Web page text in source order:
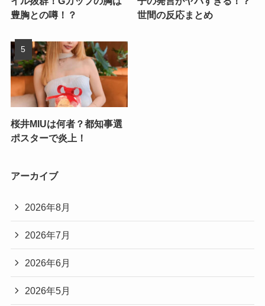
豊胸との噂！？
世間の反応まとめ
桜井MIUは何者？都知事選
ポスターで炎上！
アーカイブ
2026年8月
2026年7月
2026年6月
2026年5月